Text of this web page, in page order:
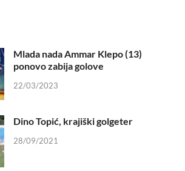
Mlada nada Ammar Klepo (13)
ponovo zabija golove
22/03/2023
Dino Topić, krajiški golgeter
28/09/2021